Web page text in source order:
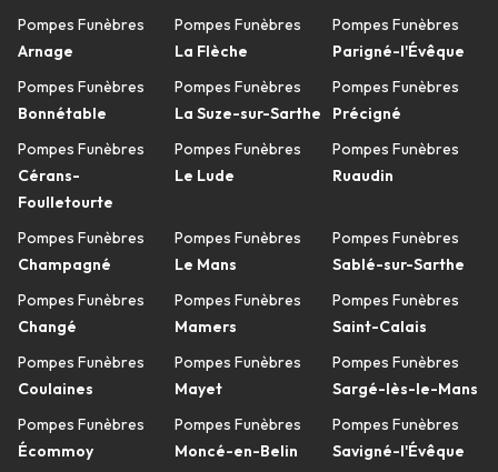
Pompes Funèbres
Arnage
Pompes Funèbres
Bonnétable
Pompes Funèbres
Cérans-
Foulletourte
Pompes Funèbres
Champagné
Pompes Funèbres
Changé
Pompes Funèbres
Coulaines
Pompes Funèbres
Écommoy
Pompes Funèbres
La Flèche
Pompes Funèbres
La Suze-sur-Sarthe
Pompes Funèbres
Le Lude
Pompes Funèbres
Le Mans
Pompes Funèbres
Mamers
Pompes Funèbres
Mayet
Pompes Funèbres
Moncé-en-Belin
Pompes Funèbres
Parigné-l'Évêque
Pompes Funèbres
Précigné
Pompes Funèbres
Ruaudin
Pompes Funèbres
Sablé-sur-Sarthe
Pompes Funèbres
Saint-Calais
Pompes Funèbres
Sargé-lès-le-Mans
Pompes Funèbres
Savigné-l'Évêque